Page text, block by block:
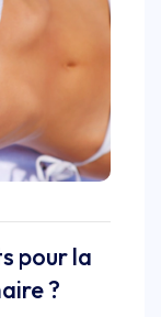
pour la
?